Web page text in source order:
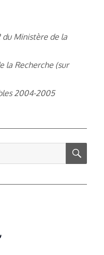
du Ministère de la
la Recherche (sur
2004-2005